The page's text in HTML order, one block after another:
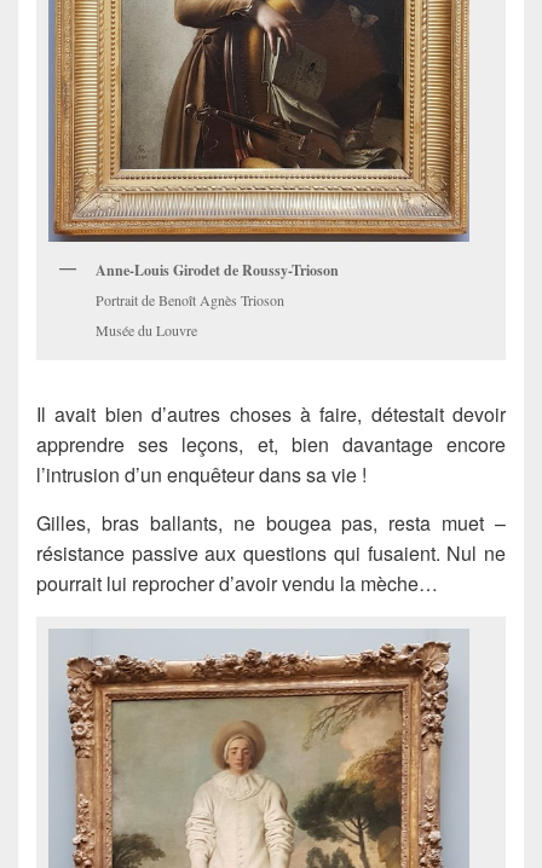
Anne-Louis Girodet de Roussy-Trioson
Portrait de Benoît Agnès Trioson
Musée du Louvre
Il avait bien d’autres choses à faire, détestait devoir
apprendre ses leçons, et, bien davantage encore
l’intrusion d’un enquêteur dans sa vie !
Gilles, bras ballants, ne bougea pas, resta muet –
résistance passive aux questions qui fusaient. Nul ne
pourrait lui reprocher d’avoir vendu la mèche…